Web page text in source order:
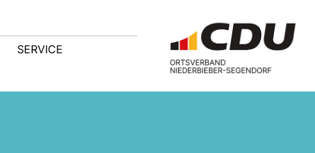
SERVICE